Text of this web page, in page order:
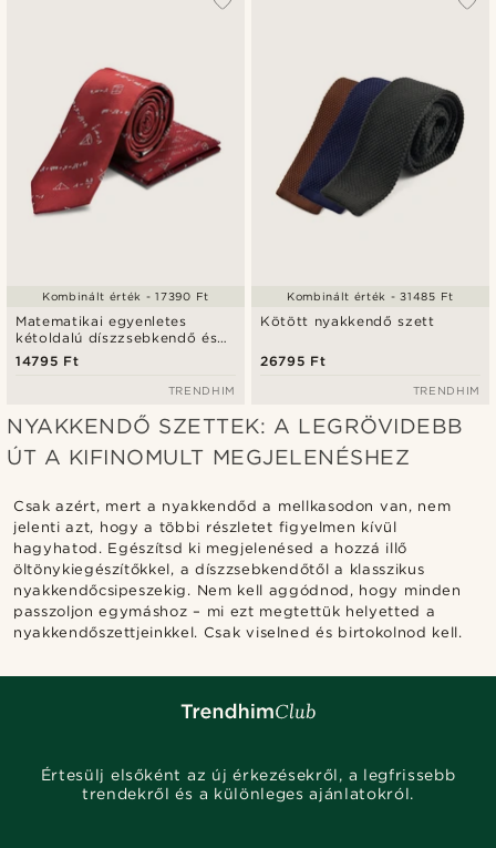
Matematikai egyenletes
kétoldalú díszzsebkendő és
nyakkendő szett
14795 Ft
Kombinált érték - 17390 Ft
TRENDHIM
Kötött nyakkendő szett
26795 Ft
Kombinált érték - 31485 Ft
TRENDHIM
NYAKKENDŐ SZETTEK: A LEGRÖVIDEBB
ÚT A KIFINOMULT MEGJELENÉSHEZ
Csak azért, mert a nyakkendőd a mellkasodon van, nem
jelenti azt, hogy a többi részletet figyelmen kívül
hagyhatod. Egészítsd ki megjelenésed a hozzá illő
öltönykiegészítőkkel, a díszzsebkendőtől a klasszikus
nyakkendőcsipeszekig. Nem kell aggódnod, hogy minden
passzoljon egymáshoz – mi ezt megtettük helyetted a
nyakkendőszettjeinkkel. Csak viselned és birtokolnod kell.
Értesülj elsőként az új érkezésekről, a legfrissebb
trendekről és a különleges ajánlatokról.